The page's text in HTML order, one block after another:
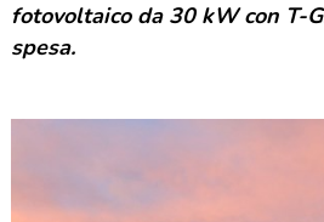
fotovoltaico da 30 kW con T-
spesa.